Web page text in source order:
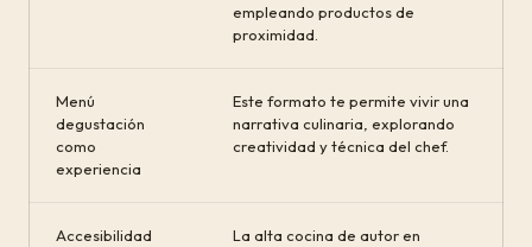
empleando productos de
proximidad.
Menú
degustación
como
experiencia
Este formato te permite vivir una
narrativa culinaria, explorando
creatividad y técnica del chef.
Accesibilidad
La alta cocina de autor en